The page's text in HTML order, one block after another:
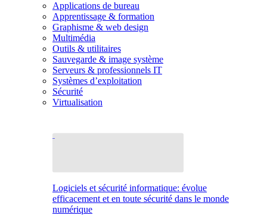
Applications de bureau
Apprentissage & formation
Graphisme & web design
Multimédia
Outils & utilitaires
Sauvegarde & image système
Serveurs & professionnels IT
Systèmes d’exploitation
Sécurité
Virtualisation
Logiciels et sécurité informatique: évolue
efficacement et en toute sécurité dans le monde
numérique